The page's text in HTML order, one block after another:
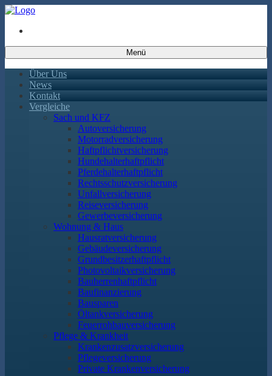
Menü
Über Uns
News
Kontakt
Vergleiche
Sach und KFZ
Autoversicherung
Motorradversicherung
Haftpflichtversicherung
Hundehalterhaftpflicht
Pferdehalterhaftpflicht
Rechtsschutzversicherung
Unfallversicherung
Reiseversicherung
Gewerbeversicherung
Wohnung & Haus
Hausratversicherung
Gebäudeversicherung
Grundbesitzerhaftpflicht
Photovoltaikversicherung
Bauherrenhaftpflicht
Baufinanzierung
Bausparen
Öltankversicherung
Feuerrohbauversicherung
Pflege & Krankheit
Krankenzusatzversicherung
Pflegeversicherung
Private Krankenversicherung